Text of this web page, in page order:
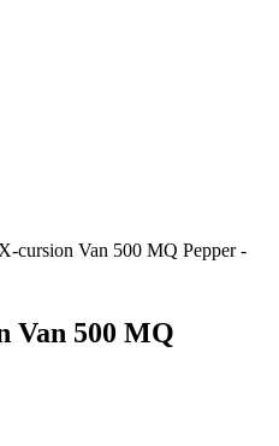
cursion Van 500 MQ Pepper -
Van 500 MQ